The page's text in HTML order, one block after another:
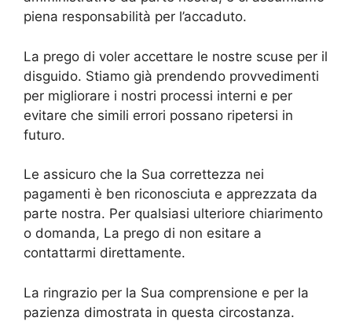
piena responsabilità per l’accaduto.
La prego di voler accettare le nostre scuse per il
disguido. Stiamo già prendendo provvedimenti
per migliorare i nostri processi interni e per
evitare che simili errori possano ripetersi in
futuro.
Le assicuro che la Sua correttezza nei
pagamenti è ben riconosciuta e apprezzata da
parte nostra. Per qualsiasi ulteriore chiarimento
o domanda, La prego di non esitare a
contattarmi direttamente.
La ringrazio per la Sua comprensione e per la
pazienza dimostrata in questa circostanza.